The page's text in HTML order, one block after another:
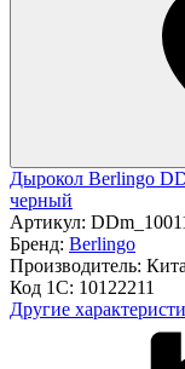
Дырокол Berlingo
черный
Артикул:
Бренд: Berlingo
Производитель:
Код 1С: 10122211
Другие